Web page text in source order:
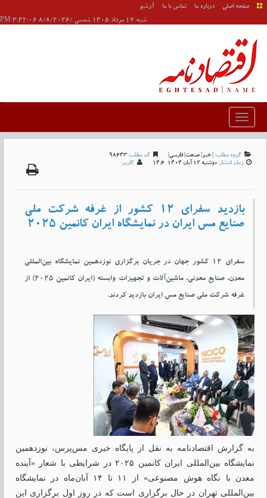
صفحه اصلی درباره ما تماس با ما
آرشیو
شنبه 17 مرداد 1405 شمسی /8/8/2026 3:42:06 PM
گروه مطلب: | خبر| صنعت| فارسی| کد مطلب: 98643
زمان انتشار: دوشنبه 12 آبان 1404-14:6 کاربر:
بازدید سفرای ۱۲ کشور از غرفه شرکت ملی
صنایع مس ایران در نمایشگاه ایران کانمین ۲۰۲۵
سفرای ۱۲ کشور جهان در جریان برگزاری نوزدهمین نمایشگاه بین‌المللی
معدن، صنایع معدنی، ماشین‌آلات و تجهیزات وابسته (ایران کانمین ۲۰۲۵) از
غرفه شرکت ملی صنایع مس ایران بازدید کردند.
به گزارش اقتصادنامه به نقل از پایگاه خبری مس‌پرس ، نوزدهمین
نمایشگاه بین‌المللی ایران کانمین ۲۰۲۵ در شرایطی با شعار «آینده
معدن با نگاه هوش مصنوعی» از ۱۱ تا ۱۴ آبان‌ماه در نمایشگاه
بین‌المللی تهران در حال برگزاری است که در روز اول برگزاری این